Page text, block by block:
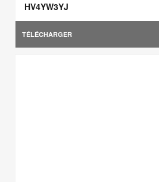
HV4YW3YJ
TÉLÉCHARGER